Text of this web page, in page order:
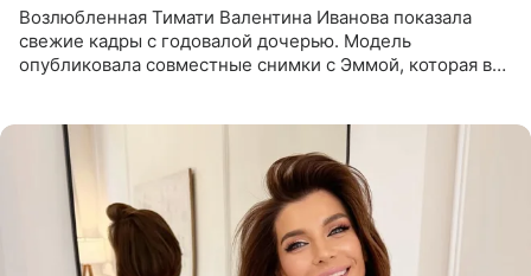
Возлюбленная Тимати Валентина Иванова показала
свежие кадры с годовалой дочерью. Модель
опубликовала совместные снимки с Эммой, которая в